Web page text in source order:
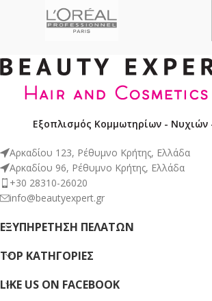
Εξοπλισμός Κομμωτηρίων - Νυχιών
Αρκαδίου 123, Ρέθυμνο Κρήτης, Ελλάδα
Αρκαδίου 96, Ρέθυμνο Κρήτης, Ελλάδα
+30 28310-26020
info@beautyexpert.gr
ΕΞΥΠΗΡΈΤΗΣΗ ΠΕΛΑΤΏΝ
TOP ΚΑΤΗΓΟΡΙΕΣ
LIKE US ON FACEBOOK